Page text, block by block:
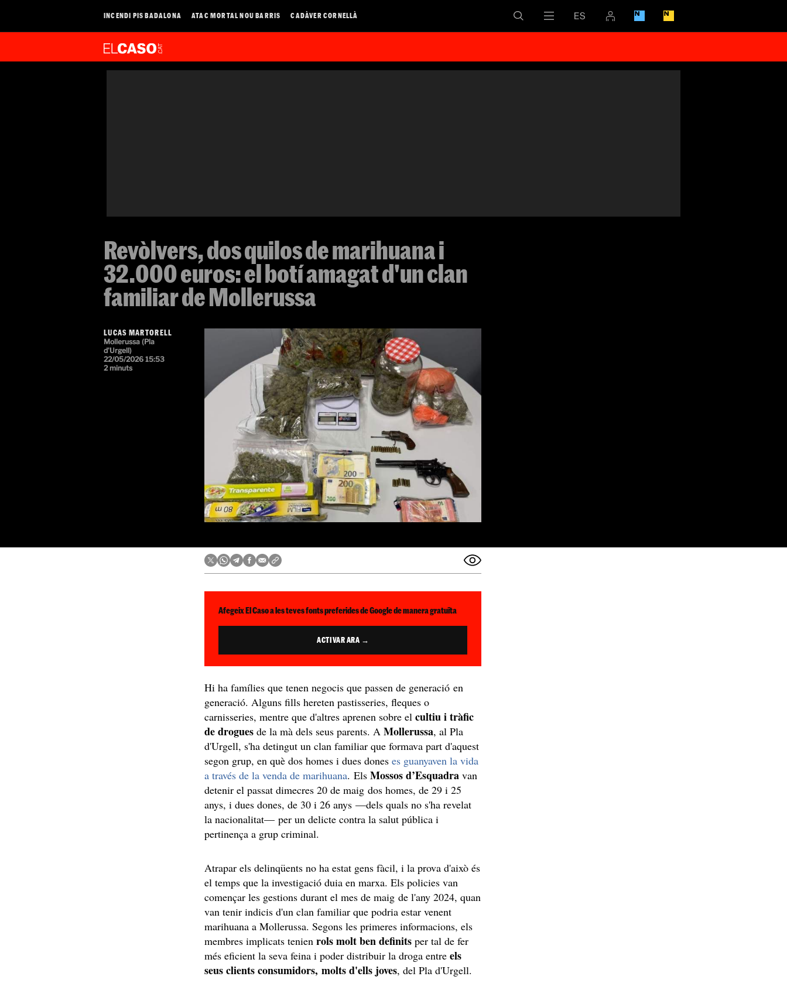
INCENDI PIS BADALONA ATAC MORTAL NOU BARRIS CADÀVER CORNELLÀ
Revòlvers, dos quilos de marihuana i
32.000 euros: el botí amagat d'un clan
familiar de Mollerussa
LUCAS MARTORELL
Mollerussa (Pla
d'Urgell)
22/05/2026 15:53
2 minuts
Afegeix El Caso a les teves fonts preferides de Google de manera gratuïta
ACTIVAR ARA →
Hi ha famílies que tenen negocis que passen de generació en
generació. Alguns fills hereten pastisseries, fleques o
carnisseries, mentre que d'altres aprenen sobre elcultiu i tràfic
de droguesde la mà dels seus parents. AMollerussa, al Pla
d'Urgell, s'ha detingut un clan familiar que formava part d'aquest
segon grup, en què dos homes i dues doneses guanyaven la vida
a través de la venda de marihuana. ElsMossos d’Esquadra van
detenir el passat dimecres 20 de maig dos homes, de 29 i 25
anys, i dues dones, de 30 i 26 anys —dels quals no s'ha revelat
la nacionalitat— per un delicte contra la salut pública i
pertinença a grup criminal.
Atrapar els delinqüents no ha estat gens fàcil, i la prova d'això és
el temps que la investigació duia en marxa. Els policies van
començar les gestions durant el mes de maig de l'any 2024, quan
van tenir indicis d'un clan familiar que podria estar venent
marihuana a Mollerussa. Segons les primeres informacions, els
membres implicats tenienrols molt ben definits per tal de fer
més eficient la seva feina i poder distribuir la droga entreels
seus clients consumidors, molts d'ells joves, del Pla d'Urgell.